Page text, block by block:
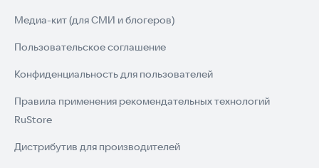
Медиа-кит (для СМИ и блогеров)
Пользовательское соглашение
Конфиденциальность для пользователей
Правила применения рекомендательных технологий
RuStore
Дистрибутив для производителей